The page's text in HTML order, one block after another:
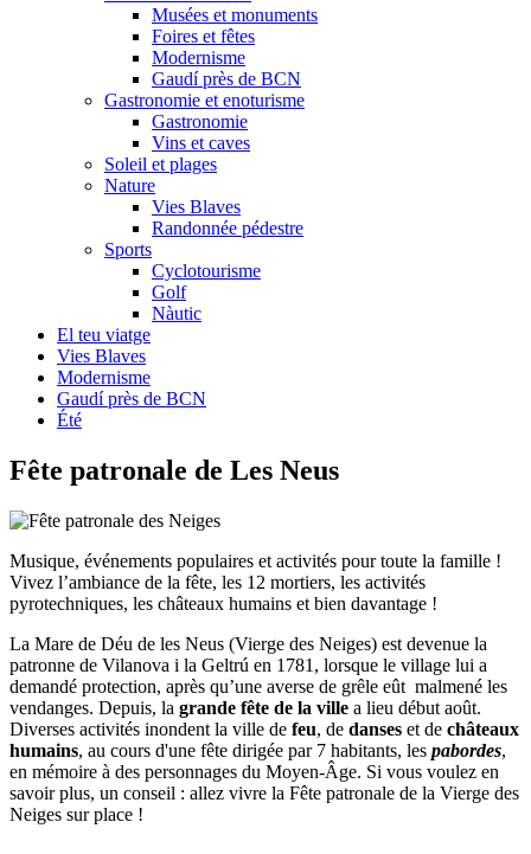
Musées et monuments
Foires et fêtes
Modernisme
Gaudí près de BCN
Gastronomie et enoturisme
Gastronomie
Vins et caves
Soleil et plages
Nature
Vies Blaves
Randonnée pédestre
Sports
Cyclotourisme
Golf
Nàutic
El teu viatge
Vies Blaves
Modernisme
Gaudí près de BCN
Été
Fête patronale de Les Neus
Musique, événements populaires et activités pour toute la famille !
Vivez l’ambiance de la fête, les 12 mortiers, les activités
pyrotechniques, les châteaux humains et bien davantage !
La Mare de Déu de les Neus (Vierge des Neiges) est devenue la
patronne de Vilanova i la Geltrú en 1781, lorsque le village lui a
demandé protection, après qu’une averse de grêle eût malmené les
vendanges. Depuis, la grande fête de la ville a lieu début août.
Diverses activités inondent la ville de feu, de danses et de châteaux
humains, au cours d'une fête dirigée par 7 habitants, les pabordes,
en mémoire à des personnages du Moyen-Âge. Si vous voulez en
savoir plus, un conseil : allez vivre la Fête patronale de la Vierge des
Neiges sur place !